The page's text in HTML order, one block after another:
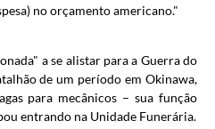
no orçamento americano."
a se alistar para a Guerra do
de um período em Okinawa,
para mecânicos – sua função
entrando na Unidade Funerária.